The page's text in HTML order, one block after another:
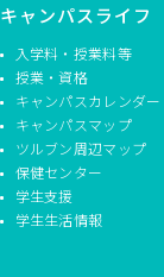
キャンパスライフ
入学料・授業料等
授業・資格
キャンパスカレンダー
キャンパスマップ
ツルブン周辺マップ
保健センター
学生支援
学生生活情報